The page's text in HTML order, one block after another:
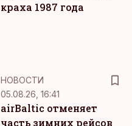
краха 1987 года
НОВОСТИ
05.08.26, 16:41
airBaltic отменяет
часть зимних рейсов